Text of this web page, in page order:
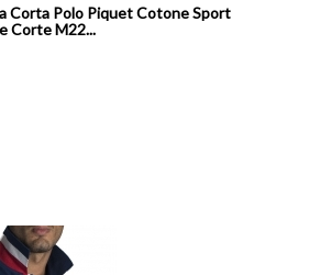
Corta Polo Piquet Cotone Sport
Corte M22...